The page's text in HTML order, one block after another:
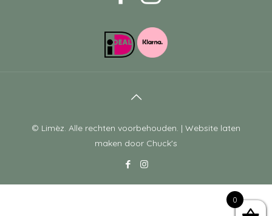
© Limèz. Alle rechten voorbehouden. | Website laten
maken door Chuck's
0